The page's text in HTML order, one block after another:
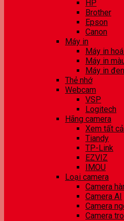
HP
Brother
Epson
Canon
Máy in
Máy in
Máy in
Máy in
Thẻ nhớ
Webcam
VSP
Logitech
Hãng camera
Xem tất cả
Tiandy
TP-Link
EZVIZ
IMOU
Loại camera
Camera
Camera AI
Camera
Camera